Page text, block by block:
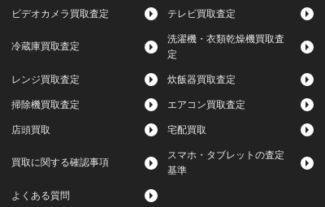
ビデオカメラ買取査定 テレビ買取査定
冷蔵庫買取査定
洗濯機・衣類乾燥機買取査
定
レンジ買取査定 炊飯器買取査定
掃除機買取査定 エアコン買取査定
店頭買取 宅配買取
買取に関する確認事項
スマホ・タブレットの査定
基準
よくある質問